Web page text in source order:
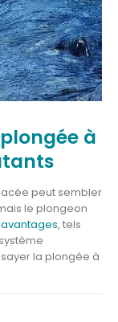
à
peut sembler
le plongeon
avantages, tels
la plongée à